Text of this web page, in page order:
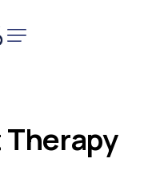
Therapy